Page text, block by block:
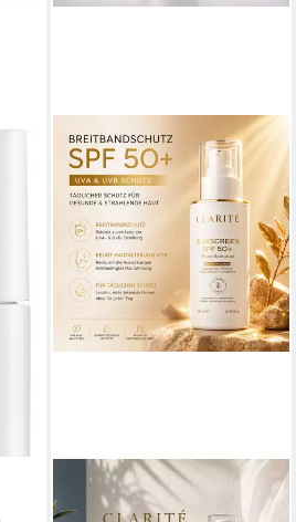
CLARITÉ
Sonnenschutzcreme